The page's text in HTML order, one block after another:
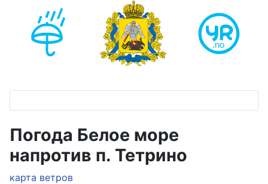
Погода Белое море
напротив п. Тетрино
карта ветров